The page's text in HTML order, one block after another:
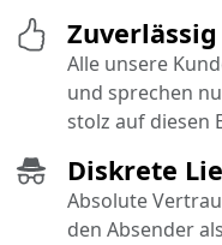
Diskrete
Absolute
den Absender
Zuverlässig
Alle unsere
und sprechen
stolz auf diesen